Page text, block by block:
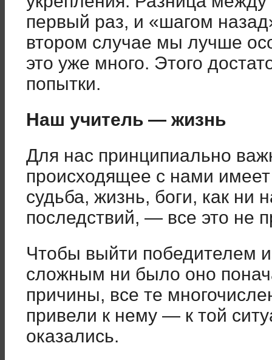
первый раз, и «шагом
втором случае мы лучше
это уже много. Этого
попытки.
Наш учитель — жизнь
Для нас принципиально
происходящее с нами
судьба, жизнь, боги, как ни
последствий, — все это не
Чтобы выйти победителем
сложным ни было оно
причины, все те
привели к нему — к той
оказались.